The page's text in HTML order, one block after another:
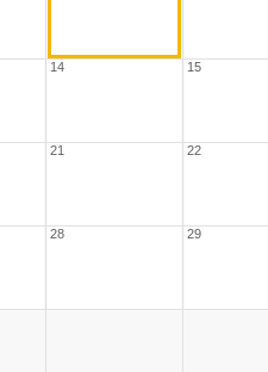
14 15
21 22
28 29